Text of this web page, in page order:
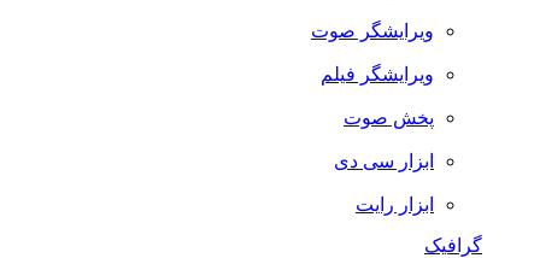
ویرایشگر صوت
ویرایشگر فیلم
پخش صوت
ابزار سی دی
ابزار رایت
گرافیک